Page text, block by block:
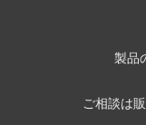
製品
ご相談は